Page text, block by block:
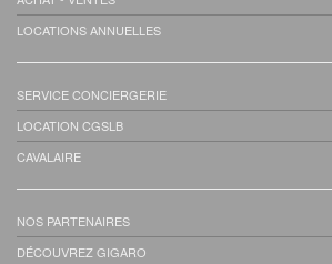
LOCATIONS ANNUELLES
SERVICE CONCIERGERIE
LOCATION CGSLB
CAVALAIRE
NOS PARTENAIRES
DÉCOUVREZ GIGARO